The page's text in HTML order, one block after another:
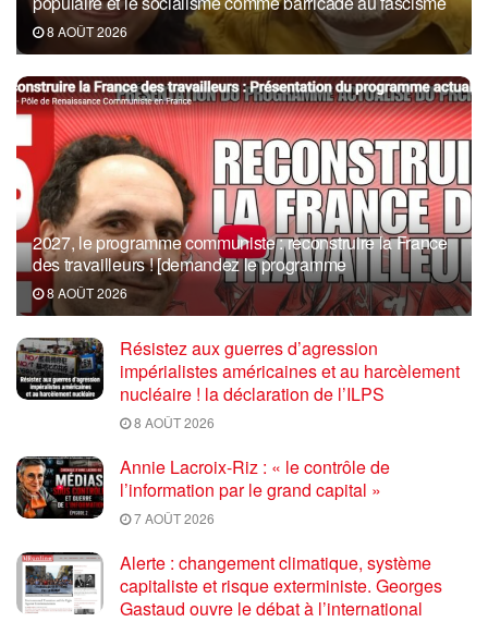
8 AOÛT 2026
2027, le programme communiste : reconstruire la France
des travailleurs ! [demandez le programme
8 AOÛT 2026
Résistez aux guerres d’agression
impérialistes américaines et au harcèlement
nucléaire ! la déclaration de l’ILPS
8 AOÛT 2026
Annie Lacroix-Riz : « le contrôle de
l’information par le grand capital »
7 AOÛT 2026
Alerte : changement climatique, système
capitaliste et risque exterministe. Georges
Gastaud ouvre le débat à l’international